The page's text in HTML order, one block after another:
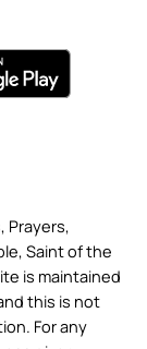
Prayers,
Saint of the
is maintained
this is not
For any